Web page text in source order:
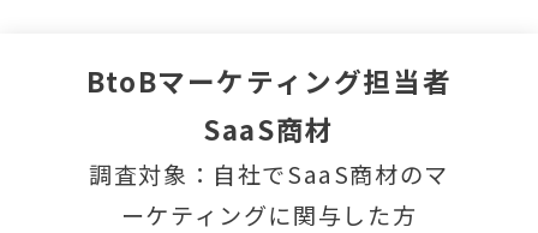
BtoBマーケティング担当者
SaaS商材
調査対象：自社でSaaS商材のマ
ーケティングに関与した方